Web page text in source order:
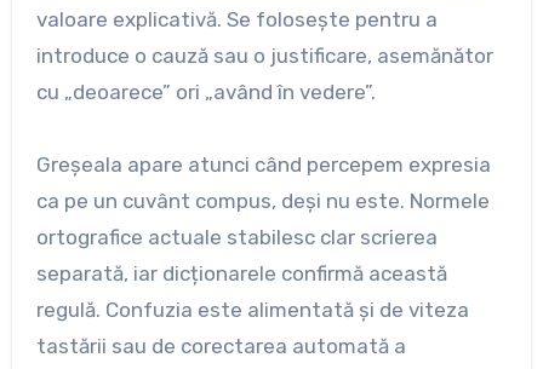
valoare explicativă. Se folosește pentru a
introduce o cauză sau o justificare, asemănător
cu „deoarece” ori „având în vedere”.
Greșeala apare atunci când percepem expresia
ca pe un cuvânt compus, deși nu este. Normele
ortografice actuale stabilesc clar scrierea
separată, iar dicționarele confirmă această
regulă. Confuzia este alimentată și de viteza
tastării sau de corectarea automată a